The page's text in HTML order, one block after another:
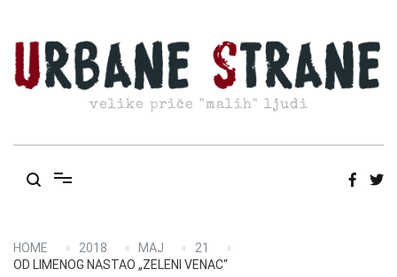
content
velike priče "malih" ljudi
HOME 2018 MAJ
21
OD LIMENOG NASTAO „ZELENI VENAC“